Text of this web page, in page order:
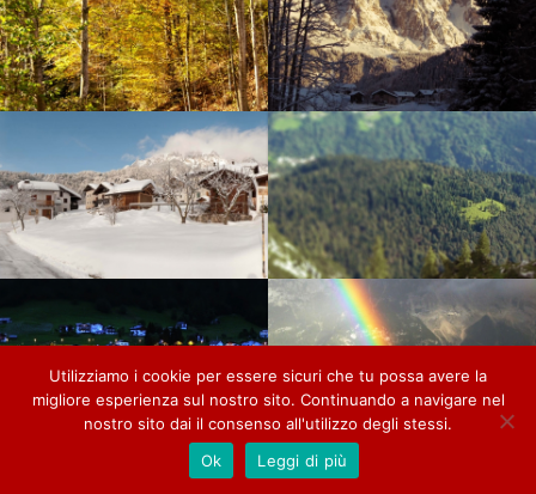
Utilizziamo i cookie per essere sicuri che tu possa avere la
migliore esperienza sul nostro sito. Continuando a navigare nel
nostro sito dai il consenso all'utilizzo degli stessi.
Ok
Leggi di più